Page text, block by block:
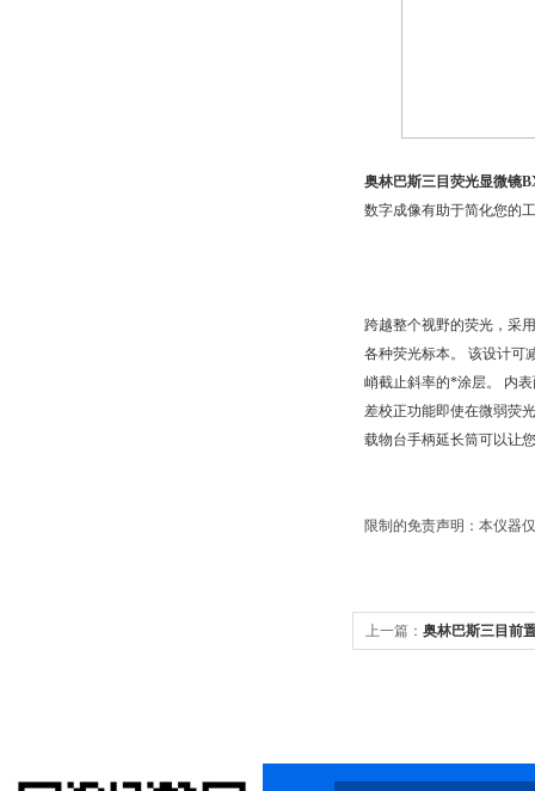
奥林巴斯三目荧光显微镜
数字成像有助于简化您的
跨越整个视野的荧光，采
各种荧光标本。 该设计可
峭截止斜率的*涂层。 内
差校正功能即使在微弱荧
载物台手柄延长筒可以让
限制的免责声明：本仪器
上一篇： 奥林巴斯三目前